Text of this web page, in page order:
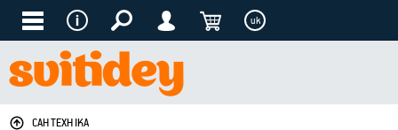
uk
САНТЕХНІКА